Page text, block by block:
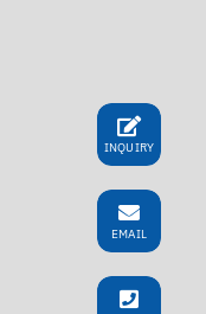
INQUIRY
EMAIL